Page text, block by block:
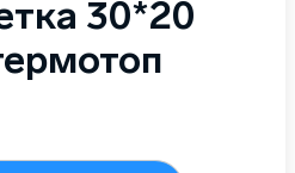
30*20